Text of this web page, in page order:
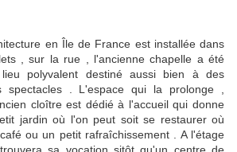
en Île de France est installée dans
, sur la rue , l'ancienne chapelle a été
polyvalent destiné aussi bien à des
spectacles . L'espace qui la prolonge ,
cloître est dédié à l'accueil qui donne
jardin où l'on peut soit se restaurer où
ou un petit rafraîchissement . A l'étage